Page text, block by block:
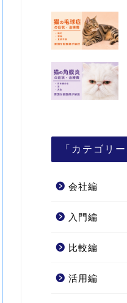
「カテゴリ
会社編
入門編
比較編
活用編